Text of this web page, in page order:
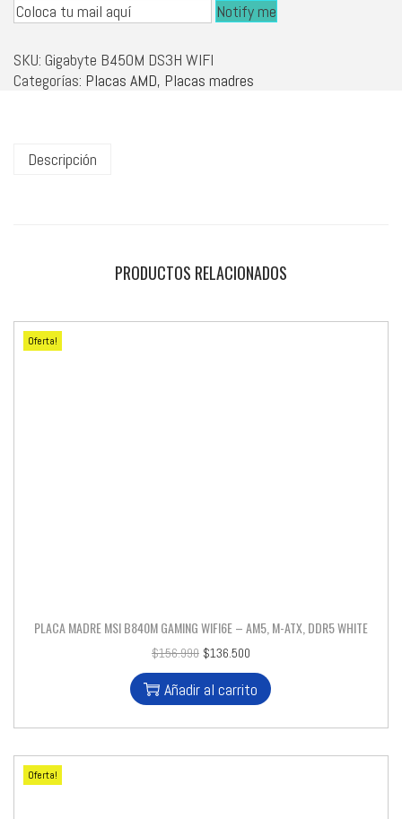
Notify me
SKU: Gigabyte B450M DS3H WIFI
Categorías: Placas AMD, Placas madres
Descripción
PRODUCTOS RELACIONADOS
Oferta!
PLACA MADRE MSI B840M GAMING WIFI6E – AM5, M-ATX, DDR5 WHITE
$156.990 $136.500
Añadir al carrito
Oferta!